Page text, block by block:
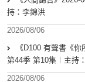
持：李錦洪
2026/08/06
《D100 有聲書《
第44季 第10集︱主持
2026/08/06